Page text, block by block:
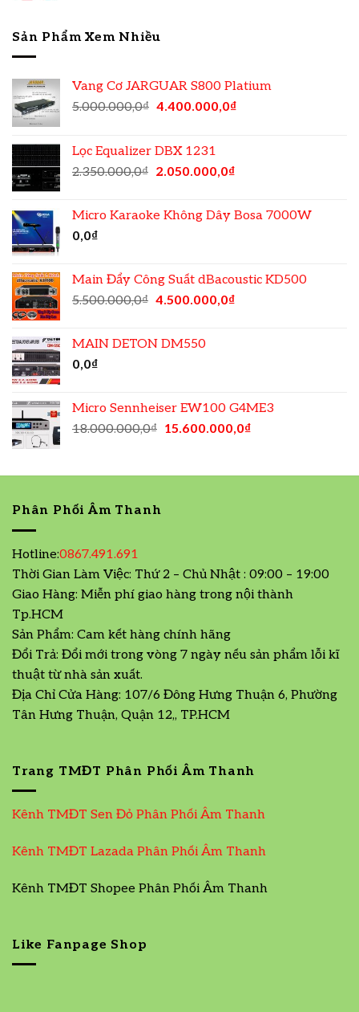
Sản Phẩm Xem Nhiều
Vang Cơ JARGUAR S800 Platium
5.000.000,0₫ 4.400.000,0₫
Lọc Equalizer DBX 1231
2.350.000,0₫ 2.050.000,0₫
Micro Karaoke Không Dây Bosa 7000W
0,0₫
Main Đẩy Công Suất dBacoustic KD500
5.500.000,0₫ 4.500.000,0₫
MAIN DETON DM550
0,0₫
Micro Sennheiser EW100 G4ME3
18.000.000,0₫ 15.600.000,0₫
Phân Phối Âm Thanh
Hotline:0867.491.691
Thời Gian Làm Việc: Thứ 2 – Chủ Nhật : 09:00 – 19:00
Giao Hàng: Miễn phí giao hàng trong nội thành
Tp.HCM
Sản Phẩm: Cam kết hàng chính hãng
Đổi Trả: Đổi mới trong vòng 7 ngày nếu sản phẩm lỗi kĩ
thuật từ nhà sản xuất.
Địa Chỉ Cửa Hàng: 107/6 Đông Hưng Thuận 6, Phường
Tân Hưng Thuận, Quận 12,, TP.HCM
Trang TMĐT Phân Phối Âm Thanh
Kênh TMĐT Sen Đỏ Phân Phối Âm Thanh
Kênh TMĐT Lazada Phân Phối Âm Thanh
Kênh TMĐT Shopee Phân Phối Âm Thanh
Like Fanpage Shop